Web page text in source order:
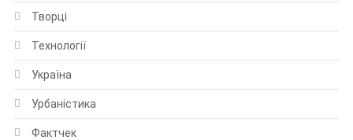
Творці
Технології
Україна
Урбаністика
Фактчек